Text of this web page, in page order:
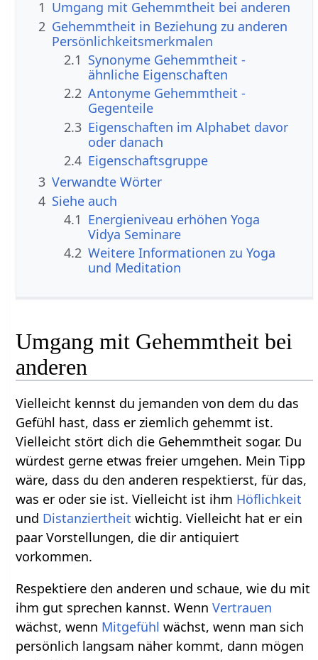
1 Umgang mit Gehemmtheit bei anderen
2 Gehemmtheit in Beziehung zu anderen
Persönlichkeitsmerkmalen
2.1 Synonyme Gehemmtheit -
ähnliche Eigenschaften
2.2 Antonyme Gehemmtheit -
Gegenteile
2.3 Eigenschaften im Alphabet davor
oder danach
2.4 Eigenschaftsgruppe
3 Verwandte Wörter
4 Siehe auch
4.1 Energieniveau erhöhen Yoga
Vidya Seminare
4.2 Weitere Informationen zu Yoga
und Meditation
Umgang mit Gehemmtheit bei
anderen
Vielleicht kennst du jemanden von dem du das
Gefühl hast, dass er ziemlich gehemmt ist.
Vielleicht stört dich die Gehemmtheit sogar. Du
würdest gerne etwas freier umgehen. Mein Tipp
wäre, dass du den anderen respektierst, für das,
was er oder sie ist. Vielleicht ist ihm Höflichkeit
und Distanziertheit wichtig. Vielleicht hat er ein
paar Vorstellungen, die dir antiquiert
vorkommen.
Respektiere den anderen und schaue, wie du mit
ihm gut sprechen kannst. WennVertrauen
wächst, wenn Mitgefühl wächst, wenn man sich
persönlich langsam näher kommt, dann mögen